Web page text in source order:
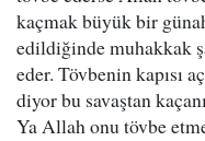
kaçmak büyük bir
edildiğinde muhakkak
eder. Tövbenin kapısı
diyor bu savaştan
Ya Allah onu tövbe